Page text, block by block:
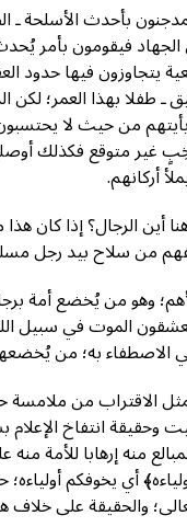
بأحدث الأسلحة ـ
الجهاد فيقومون بأمر
يتجاوزون فيها حدود
طفلا بهذا العمر؛ لكن
يأيتهم من حيث لا
متوقع فكذلك
أركانهم.
أين الرجال؟ إذا كان
من سلاح بيد رجل
وهو من يُخضع أمة
الموت في سبيل
الاصطفاء به؛ من يُخضعها
الاقتراب من ملامسة
وحقيقة انتفاخ
منه إرهابا للأمة
أي يخوفكم
والحقيقة على خلاف